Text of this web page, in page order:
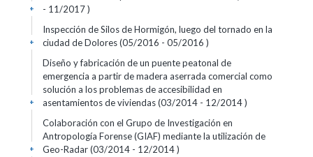
- 11/2017 )
+
Inspección de Silos de Hormigón, luego del tornado en la
ciudad de Dolores (05/2016 - 05/2016 )
+
Diseño y fabricación de un puente peatonal de
emergencia a partir de madera aserrada comercial como
solución a los problemas de accesibilidad en
asentamientos de viviendas (03/2014 - 12/2014 )
+
Colaboración con el Grupo de Investigación en
Antropología Forense (GIAF) mediante la utilización de
Geo-Radar (03/2014 - 12/2014 )
+